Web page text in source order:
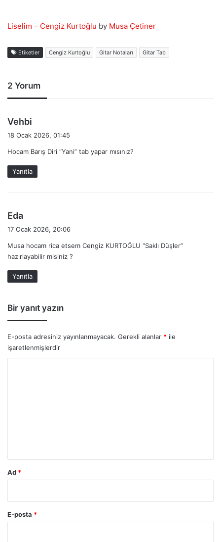
Liselim – Cengiz Kurtoğlu by Musa Çetiner
Etiketler Cengiz Kurtoğlu Gitar Notaları Gitar Tab
2 Yorum
Vehbi
i
k
i
18 Ocak 2026, 01:45
Hocam Barış Diri “Yani” tab yapar mısınız?
Yanıtla
Eda
i
k
i
:
17 Ocak 2026, 20:06
Musa hocam rica etsem Cengiz KURTOĞLU “Saklı Düşler”
hazırlayabilir misiniz ?
Yanıtla
Bir yanıt yazın
E-posta adresiniz yayınlanmayacak. Gerekli alanlar * ile
işaretlenmişlerdir
Ad *
E-posta *